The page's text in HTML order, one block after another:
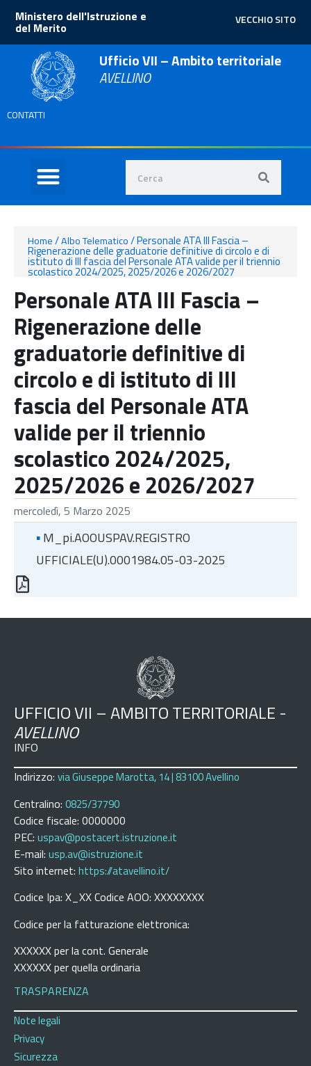
VECCHIO SITO
Ministero dell'Istruzione e
del Merito
Ufficio VII – Ambito territoriale
AVELLINO
CONTATTI
Home/Albo Telematico/Personale ATA III Fascia –
Rigenerazione delle graduatorie definitive di circolo e di
istituto di III fascia del Personale ATA valide per il triennio
scolastico 2024/2025, 2025/2026 e 2026/2027
Personale ATA III Fascia –
Rigenerazione delle
graduatorie definitive di
circolo e di istituto di III
fascia del Personale ATA
valide per il triennio
scolastico 2024/2025,
2025/2026 e 2026/2027
mercoledì, 5 Marzo 2025
▪M_pi.AOOUSPAV.REGISTRO
UFFICIALE(U).0001984.05-03-2025
UFFICIO VII – AMBITO TERRITORIALE -
AVELLINO
INFO
Indirizzo: via Giuseppe Marotta, 14 | 83100 Avellino
Centralino: 0825/37790
Codice fiscale: 0000000
PEC: uspav@postacert.istruzione.it
E-mail: usp.av@istruzione.it
Sito internet: https://atavellino.it/
Codice Ipa: X_XX Codice AOO: XXXXXXXX
Codice per la fatturazione elettronica:
XXXXXX per la cont. Generale
XXXXXX per quella ordinaria
TRASPARENZA
Note legali
Privacy
Sicurezza